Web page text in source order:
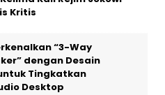
Kritis
“3-Way
dengan Desain
Tingkatkan
Desktop